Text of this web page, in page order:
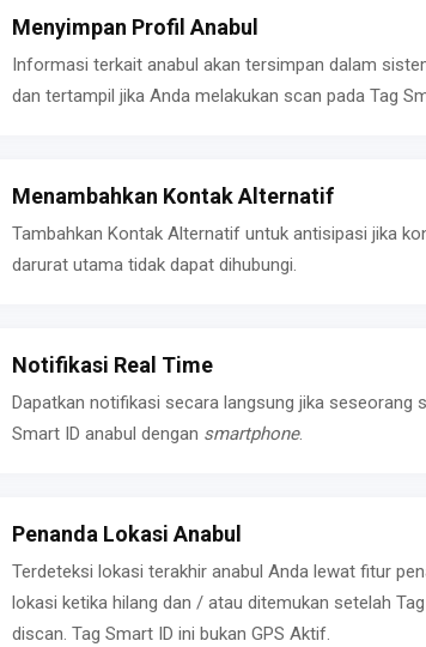
Menyimpan Profil Anabul
Informasi terkait anabul akan tersimpan dalam
dan tertampil jika Anda melakukan scan pada Tag
Menambahkan Kontak Alternatif
Tambahkan Kontak Alternatif untuk antisipasi jika
darurat utama tidak dapat dihubungi.
Notifikasi Real Time
Dapatkan notifikasi secara langsung jika seseorang
Smart ID anabul dengan smartphone.
Penanda Lokasi Anabul
Terdeteksi lokasi terakhir anabul Anda lewat fitur
lokasi ketika hilang dan / atau ditemukan setelah
discan. Tag Smart ID ini bukan GPS Aktif.